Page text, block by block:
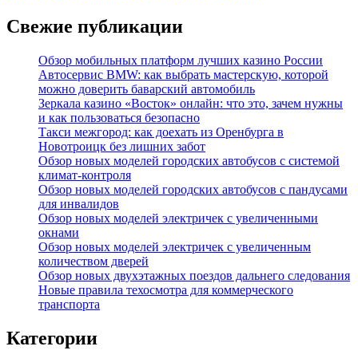
Свежие публикации
Обзор мобильных платформ лучших казино России
Автосервис BMW: как выбрать мастерскую, которой
можно доверить баварский автомобиль
Зеркала казино «Восток» онлайн: что это, зачем нужны
и как пользоваться безопасно
Такси межгород: как доехать из Оренбурга в
Новотроицк без лишних забот
Обзор новых моделей городских автобусов с системой
климат-контроля
Обзор новых моделей городских автобусов с пандусами
для инвалидов
Обзор новых моделей электричек с увеличенными
окнами
Обзор новых моделей электричек с увеличенным
количеством дверей
Обзор новых двухэтажных поездов дальнего следования
Новые правила техосмотра для коммерческого
транспорта
Категории